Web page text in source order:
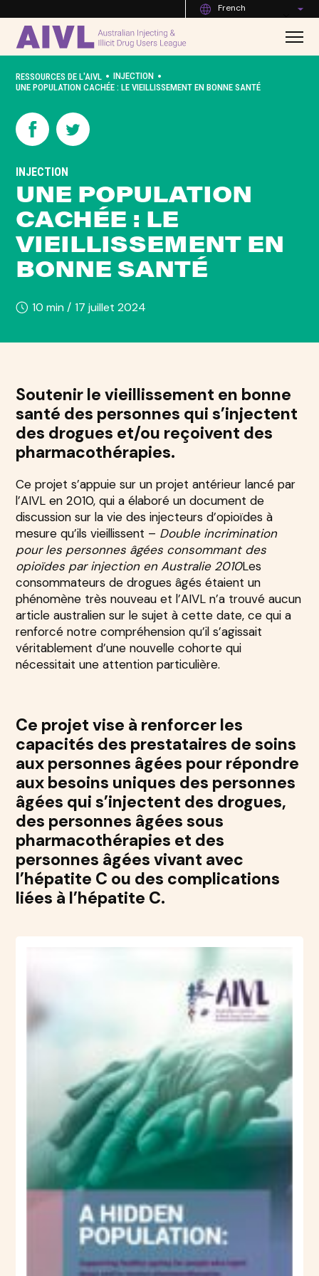
French
RESSOURCES DE L'AIVL • INJECTION •
UNE POPULATION CACHÉE : LE VIEILLISSEMENT EN BONNE SANTÉ
INJECTION
UNE POPULATION
CACHÉE : LE
VIEILLISSEMENT EN
BONNE SANTÉ
10 min / 17 juillet 2024
Soutenir le vieillissement en bonne
santé des personnes qui s’injectent
des drogues et/ou reçoivent des
pharmacothérapies.
Ce projet s’appuie sur un projet antérieur lancé par
l’AIVL en 2010, qui a élaboré un document de
discussion sur la vie des injecteurs d’opioïdes à
mesure qu’ils vieillissent – Double incrimination
pour les personnes âgées consommant des
opioïdes par injection en Australie 2010Les
consommateurs de drogues âgés étaient un
phénomène très nouveau et l’AIVL n’a trouvé aucun
article australien sur le sujet à cette date, ce qui a
renforcé notre compréhension qu’il s’agissait
véritablement d’une nouvelle cohorte qui
nécessitait une attention particulière.
Ce projet vise à renforcer les
capacités des prestataires de soins
aux personnes âgées pour répondre
aux besoins uniques des personnes
âgées qui s’injectent des drogues,
des personnes âgées sous
pharmacothérapies et des
personnes âgées vivant avec
l’hépatite C ou des complications
liées à l’hépatite C.